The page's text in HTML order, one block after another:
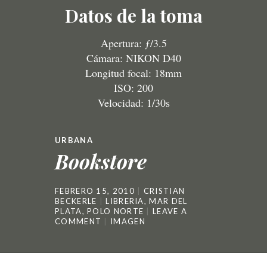
Datos de la toma
Apertura: ƒ/3.5
Cámara: NIKON D40
Longitud focal: 18mm
ISO: 200
Velocidad: 1/30s
URBANA
Bookstore
FEBRERO 15, 2010
CRISTIAN
BECKERLE
LIBRERIA,MAR DEL
PLATA,POLO NORTE
LEAVE A
COMMENT
IMAGEN